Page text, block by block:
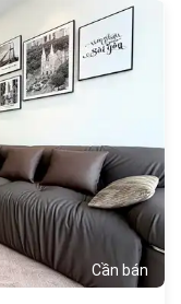
Cần bán
181